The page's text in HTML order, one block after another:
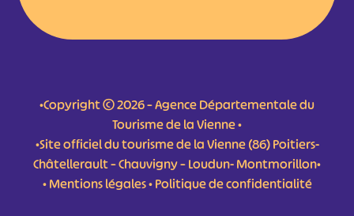
•Copyright © 2026 – Agence Départementale du
Tourisme de la Vienne •
•Site officiel du tourisme de la Vienne (86) Poitiers-
Châtellerault – Chauvigny – Loudun- Montmorillon•
•Mentions légales•Politique de confidentialité